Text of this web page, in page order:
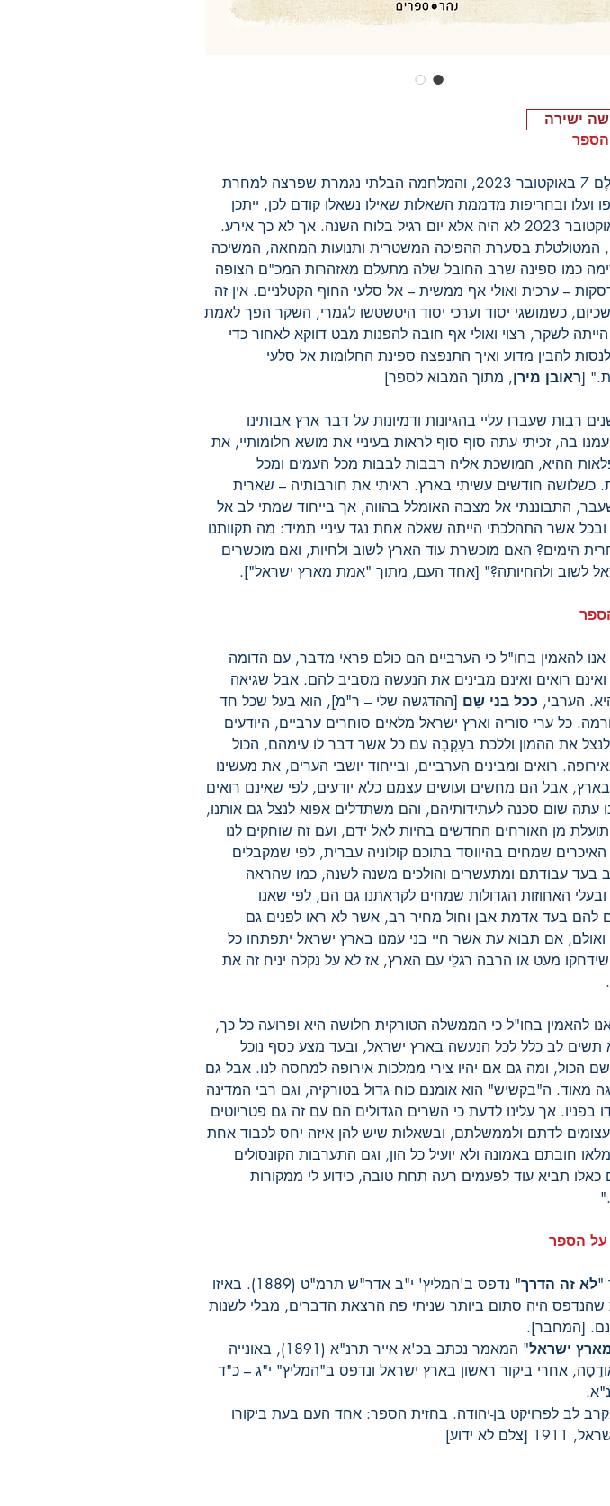
"מאז הֶלֶם 7 באוקטובר 2023, והמלחמה הבלתי נגמרת שפרצה למחרת
ועלו ובחריפות מדממת השאלות שאילו נשאלו קודם לכן, ייתכן
ש־7 באוקטובר 2023 לא היה אלא יום רגיל בלוח השנה. אך לא כך אירע.
המטולטלת בסערת ההפיכה המשטרית ותנועות המחאה, המשיכה
כמו ספינה שרב החובל שלה מתעלם מאזהרות המכ"ם הצופה
– ערכית ואולי אף ממשית – אל סלעי החוף הקטלניים. אין זה
כשמושגי יסוד וערכי יסוד היטשטשו לגמרי, השקר הפך לאמת
לשקר, רצוי ואולי אף חובה להפנות מבט דווקא לאחור כדי
להבין מדוע ואיך התנפצה ספינת החלומות אל סלעי
[ראובן מירן, מתוך המבוא לספר]
רבות שעברו עליי בהגיונות ודמיונות על דבר ארץ אבותינו
עמנו בה, זכיתי עתה סוף סוף לראות בעיניי את מושא חלומותיי, את
ההיא, המושכת אליה רבבות לבבות מכל העמים ומכל
כשלושה חודשים עשיתי בארץ. ראיתי את חורבותיה – שארית
התבוננתי אל מצבה האומלל בהווה, אך בייחוד שמתי לב אל
אשר התהלכתי הייתה שאלה אחת נגד עיניי תמיד: מה תקוותנו
הימים? האם מוכשרת עוד הארץ לשוב ולחיות, ואם מוכשרים
לשוב ולהחיותה?" [אחד העם, מתוך "אמת מארץ ישראל"].
אנו להאמין בחו"ל כי הערביים הם כולם פראי מדבר, עם הדומה
רואים ואינם מבינים את הנעשה מסביב להם. אבל שגיאה
הערבי, ככל בני שֵׁם [ההדגשה שלי – ר"מ], הוא בעל שכל חד
כל ערי סוריה וארץ ישראל מלאים סוחרים ערביים, היודעים
את ההמון וללכת בעָקְבָה עם כל אשר דבר לו עימהם, הכול
רואים ומבינים הערביים, ובייחוד יושבי הערים, את מעשינו
בארץ, אבל הם מחשים ועושים עצמם כלא יודעים, לפי שאינם רואים
עתה שום סכנה לעתידותיהם, והם משתדלים אפוא לנצל גם אותנו,
תועלת מן האורחים החדשים בהיות לאל ידם, ועם זה שוחקים לנו
שמחים בהיווסד בתוכם קולוניה עברית, לפי שמקבלים
בעד עבודתם ומתעשרים והולכים משנה לשנה, כמו שהראה
ובעלי האחוזות הגדולות שמחים לקראתנו גם הם, לפי שאנו
להם בעד אדמת אבן וחול מחיר רב, אשר לא ראו לפנים גם
אם תבוא עת אשר חיי בני עמנו בארץ ישראל יתפתחו כל
מעט או הרבה רגלֵי עם הארץ, אז לא על נקלה יניח זה את
אנו להאמין בחו"ל כי הממשלה הטורקית חלושה היא ופרועה כל כך,
תשים לב כלל לכל הנעשה בארץ ישראל, ובעד מצע כסף נוכל
הכול, ומה גם אם יהיו צירי ממלכות אירופה למחסה לנו. אבל גם
מאוד. ה"בקשיש" הוא אומנם כוח גדול בטורקיה, וגם רבי המדינה
בפניו. אך עלינו לדעת כי השרים הגדולים הם עם זה גם פטריוטים
עצומים לדתם ולממשלתם, ובשאלות שיש להן איזה יחס לכבוד אחת
חובתם באמונה ולא יועיל כל הון, וגם התערבות הקונסולים
כאלו תביא עוד לפעמים רעה תחת טובה, כידוע לי ממקורות
על הספר
"לא זה הדרך
" נדפס ב'המליץ' י"ב אדר"ש תרמ"ט (1889). באיזו
שהנדפס היה סתום ביותר שניתי פה הרצאת הדברים, מבלי לשנות
[המחבר].
ישראל
" המאמר נכתב בכ'א אייר תרנ"א (1891), באונייה
אחרי ביקור ראשון בארץ ישראל ונדפס ב"המליץ" י"ג – כ"ד
לב לפרויקט בן-יהודה. בחזית הספר: אחד העם בעת ביקורו
לא ידוע]
ישירה